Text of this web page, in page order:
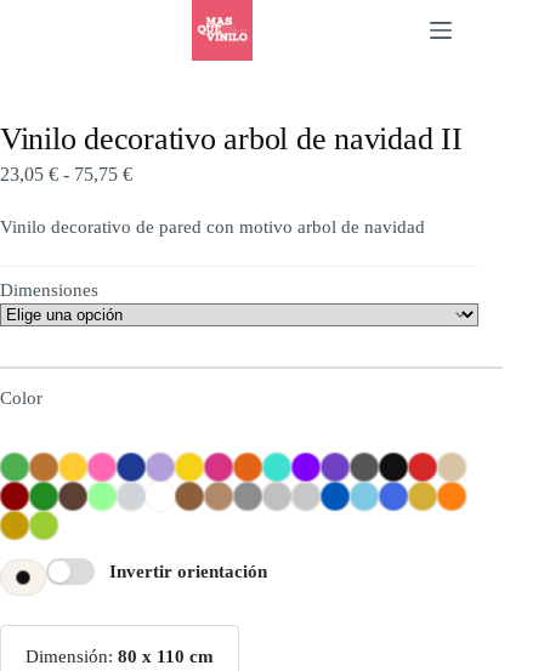
Vinilo decorativo arbol de navidad II
23,05 € - 75,75 €
Vinilo decorativo de pared con motivo arbol de navidad
Dimensiones
Color
Invertir orientación
Dimensión: 80 x 110 cm